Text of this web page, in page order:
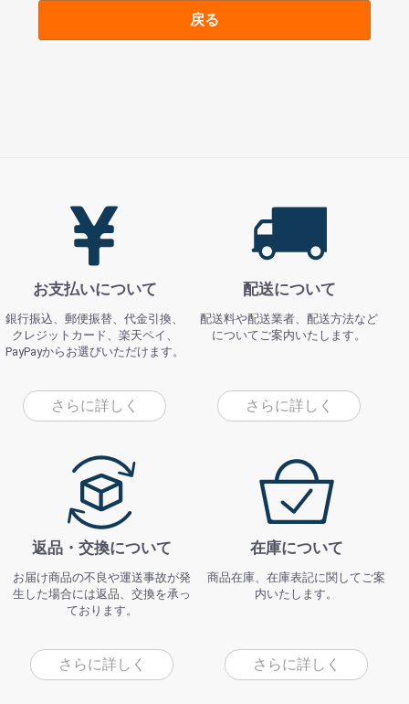
戻る
お支払いについて
銀行振込、郵便振替、代金引換、
クレジットカード、楽天ペイ、
PayPayからお選びいただけます。
さらに詳しく
配送について
配送料や配送業者、配送方法など
についてご案内いたします。
さらに詳しく
返品・交換について
お届け商品の不良や運送事故が発
生した場合には返品、交換を承っ
ております。
さらに詳しく
在庫について
商品在庫、在庫表記に関してご案
内いたします。
さらに詳しく